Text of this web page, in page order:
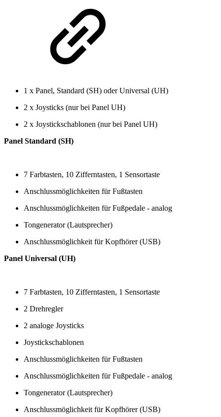
1 x Panel, Standard (SH) oder Universal (UH)
2 x Joysticks (nur bei Panel UH)
2 x Joystickschablonen (nur bei Panel UH)
Panel Standard (SH)
7 Farbtasten, 10 Zifferntasten, 1 Sensortaste
Anschlussmöglichkeiten für Fußtasten
Anschlussmöglichkeiten für Fußpedale - analog
Tongenerator (Lautsprecher)
Anschlussmöglichkeit für Kopfhörer (USB)
Panel Universal (UH)
7 Farbtasten, 10 Zifferntasten, 1 Sensortaste
2 Drehregler
2 analoge Joysticks
Joystickschablonen
Anschlussmöglichkeiten für Fußtasten
Anschlussmöglichkeiten für Fußpedale - analog
Tongenerator (Lautsprecher)
Anschlussmöglichkeit für Kopfhörer (USB)